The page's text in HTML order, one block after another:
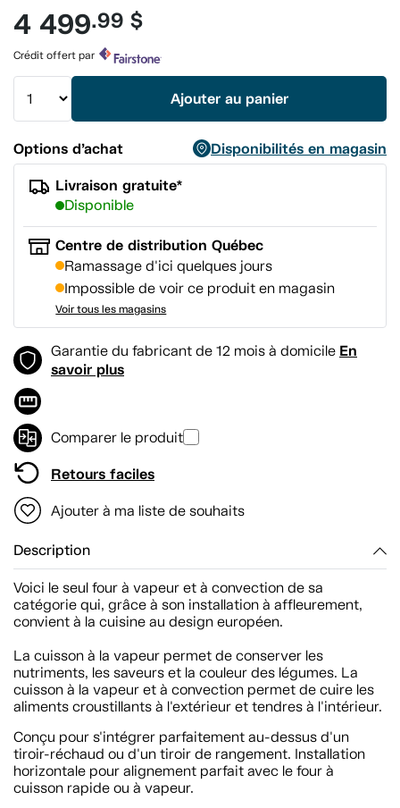
pour
ce
produit.
Lien
vers
page.
4 499.99 $
Crédit offert par
Ajouter au panier
Options d’achat
Disponibilités en magasin
Livraison gratuite*
Disponible
Centre de distribution Québec
Ramassage d'ici quelques jours
Impossible de voir ce produit en magasin
Voir tous les magasins
Garantie du fabricant de 12 mois à domicile En
savoir plus
Comparer le produit
Retours faciles
Ajouter à ma liste de souhaits
Description
Voici le seul four à vapeur et à convection de sa
catégorie qui, grâce à son installation à affleurement,
convient à la cuisine au design européen.
La cuisson à la vapeur permet de conserver les
nutriments, les saveurs et la couleur des légumes. La
cuisson à la vapeur et à convection permet de cuire les
aliments croustillants à l'extérieur et tendres à l'intérieur.
Conçu pour s'intégrer parfaitement au-dessus d'un
tiroir-réchaud ou d'un tiroir de rangement. Installation
horizontale pour alignement parfait avec le four à
cuisson rapide ou à vapeur.